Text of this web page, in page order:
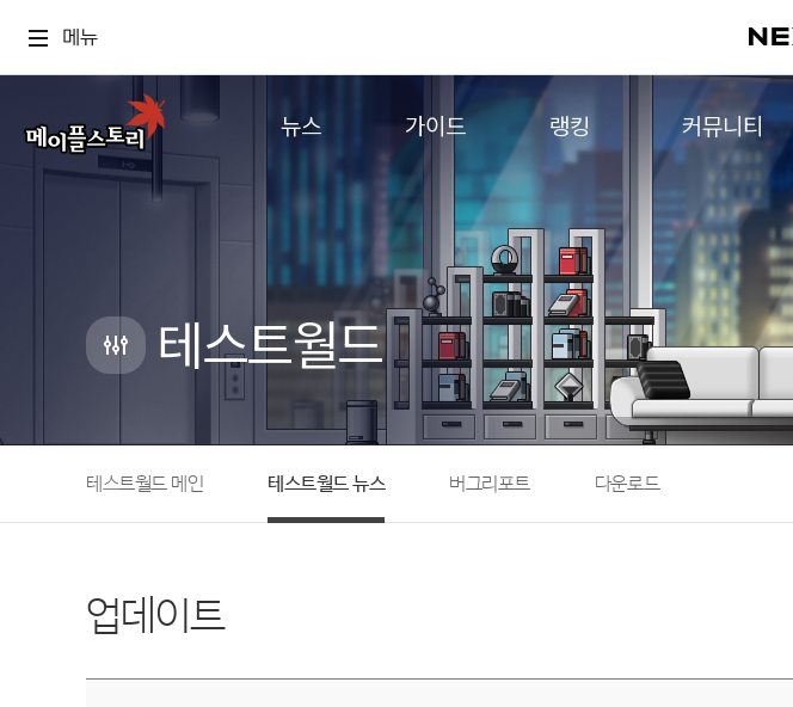
메뉴
뉴스
업데이트
이벤트
메이플 알림판
with maple
가이드
게임정보
직업소개
확률형 아이템
NEXON NOW
추가정보
랭킹
컨텐츠 랭킹
커뮤니티
자유게시판
메이플 아트
메이플 코디
메이플스토리 파트너스
AI Style Finder
미니게임
커뮤니티 아카이브
테스트월드
테스트월드 메인 테스트월드 뉴스 버그리포트 다운로드
업데이트